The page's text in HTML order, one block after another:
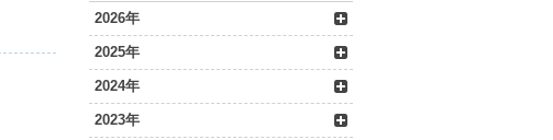
2026年
2025年
2024年
2023年